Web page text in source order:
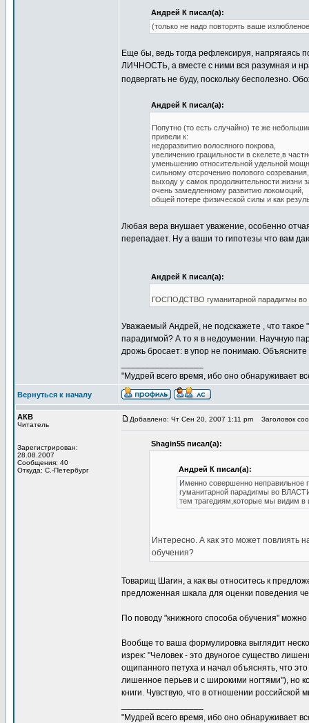
Андрей К писал(а):
(только не надо повторять ваше
Еще бы, ведь тогда рефлексируя,
ЛИЧНОСТЬ, а вместе с ними вся разумная и
подвергать не буду, поскольку бесполезно.
Андрей К писал(а):
Попутно (то есть случайно) те же
привели к:
недоразвитию волосяного покрова,
увеличению грацильности в скелете,в
уменьшению относительной удельной
сильному отсрочению полового созревания,
выходу у самок продолжительности жизни
очень замедленному развитию локомоций,
общей потере физической силы и как
Любая вера внушает уважение, особенно
перепадает. Ну а ваши то гипотезы что вам
Андрей К писал(а):
ГОСПОДСТВО гуманитарной парадигмы
Уважаемый Андрей, не подскажете , что такое
парадигмой? А то я в недоумении. Научную
дрожь бросает: в упор не понимаю. Объясните
"Мудрей всего время, ибо оно обнаруживает
Вернуться к началу
АКВ
Читатель
Зарегистрирован:
28.08.2007
Сообщения: 40
Откуда: С.-Петербург
Добавлено: Чт Сен 20, 2007 1:11 pm Заголовок
Shagin55 писал(а):
Андрей К писал(а):
Именно совершенно
гуманитарной парадигмы во
тем трагедиям,которые мы видим в
Интересно. А как это может повлиять
обучения?
Товарищ Шагин, а как вы относитесь к
предложенная шкала для оценки поведения
По поводу "книжного способа обучения"
Вообще то ваша формулировка выглядит
изрек: "Человек - это двуногое существо
ощипанного петуха и начал объяснять, что
лишенное перьев и с широкими ногтями"), но
книги. Чувствую, что в отношении российской
"Мудрей всего время, ибо оно обнаруживает